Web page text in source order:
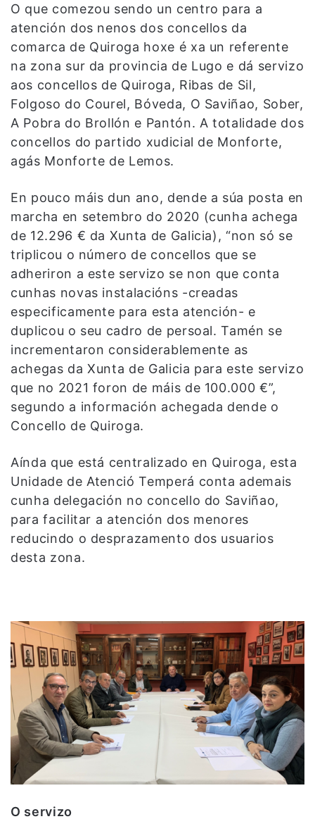
O que comezou sendo un centro para a
atención dos nenos dos concellos da
comarca de Quiroga hoxe é xa un referente
na zona sur da provincia de Lugo e dá servizo
aos concellos de Quiroga, Ribas de Sil,
Folgoso do Courel, Bóveda, O Saviñao, Sober,
A Pobra do Brollón e Pantón. A totalidade dos
concellos do partido xudicial de Monforte,
agás Monforte de Lemos.
En pouco máis dun ano, dende a súa posta en
marcha en setembro do 2020 (cunha achega
de 12.296 € da Xunta de Galicia), “non só se
triplicou o número de concellos que se
adheriron a este servizo se non que conta
cunhas novas instalacións -creadas
especificamente para esta atención- e
duplicou o seu cadro de persoal. Tamén se
incrementaron considerablemente as
achegas da Xunta de Galicia para este servizo
que no 2021 foron de máis de 100.000 €”,
segundo a información achegada dende o
Concello de Quiroga.
Aínda que está centralizado en Quiroga, esta
Unidade de Atenció Temperá conta ademais
cunha delegación no concello do Saviñao,
para facilitar a atención dos menores
reducindo o desprazamento dos usuarios
desta zona.
O servizo